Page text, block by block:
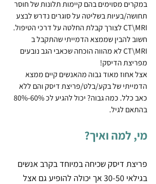
במקרים מסוימים בהם קיימות תלונות של חוסר
תחושה/בעיות בשליטה על סוגרים נדרש לבצע
CT\MRI לצורך קבלת החלטה על דרכי הטיפול.
חשוב להבין שממצא הדמייתי שהתקבל ב
CT\MRI לא מהווה הוכחה שכאבי הגב נובעים
מפריצת הדיסק!
אצל אחוז מאוד גבוה מהאנשים קיים ממצא
הדמייתי של בקע/בלט/פריצת דיסק והם ללא
בהתאם לגיל.
מי, למה ואיך?
פריצת דיסק שכיחה במיוחד בקרב אנשים
בגילאי 30-50 אך יכולה להופיע גם אצל